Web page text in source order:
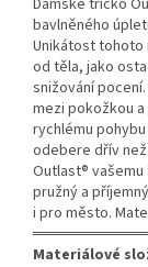
bavlněného
Unikátost tohoto
od těla, jako
snižování
mezi pokožkou
rychlému
odebere dřív
Outlast®
pružný a
i pro město.
Materiálové